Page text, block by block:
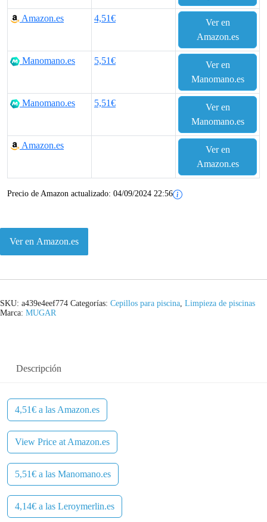
Amazon.es 4,51€
Ver en
Amazon.es
Manomano.es 5,51€
Ver en
Manomano.es
Manomano.es 5,51€
Ver en
Manomano.es
Amazon.es
Ver en
Amazon.es
Precio de Amazon actualizado: 04/09/2024 22:56
Ver en Amazon.es
SKU: a439e4eef774 Categorías: Cepillos para piscina, Limpieza de piscinas
Marca: MUGAR
Descripción
4,51€ a las Amazon.es
View Price at Amazon.es
5,51€ a las Manomano.es
4,14€ a las Leroymerlin.es